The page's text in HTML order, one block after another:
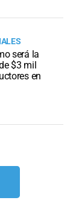
será la
$3 mil
en